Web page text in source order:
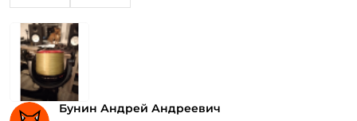
Бунин Андрей Андреевич